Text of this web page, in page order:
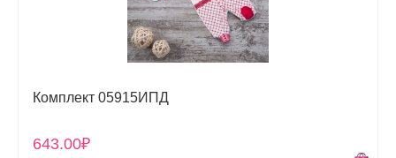
Комплект 05915ИПД
643.00₽